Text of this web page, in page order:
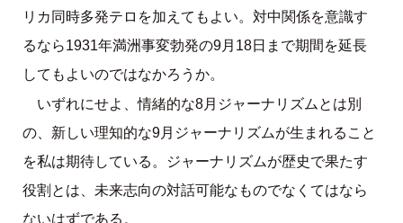
リカ同時多発テロを加えてもよい。対中関係を意識す
るなら1931年満洲事変勃発の9月18日まで期間を延長
してもよいのではなかろうか。
いずれにせよ、情緒的な8月ジャーナリズムとは別
の、新しい理知的な9月ジャーナリズムが生まれること
を私は期待している。ジャーナリズムが歴史で果たす
役割とは、未来志向の対話可能なものでなくてはなら
ないはずである。